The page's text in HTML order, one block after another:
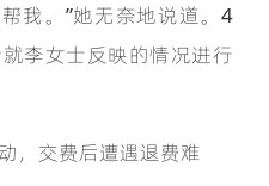
我。”她无奈地说道。4
李女士反映的情况进行
交费后遭遇退费难